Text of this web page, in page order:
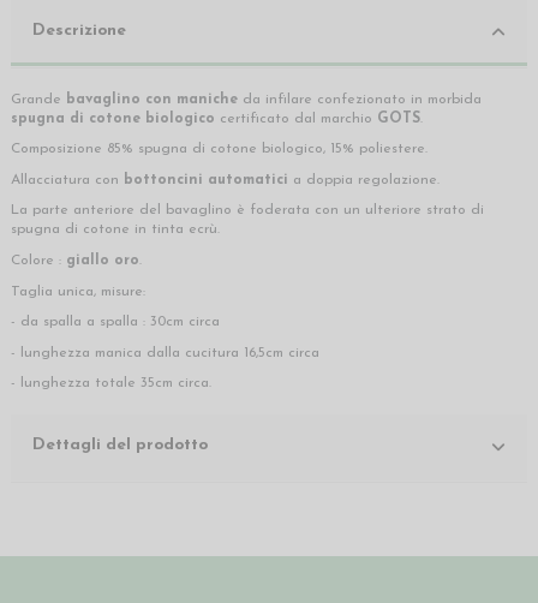
Descrizione
Grande bavaglino con maniche da infilare confezionato in morbida
spugna di cotone biologico certificato dal marchio GOTS.
Composizione 85% spugna di cotone biologico, 15% poliestere.
Allacciatura con bottoncini automatici a doppia regolazione.
La parte anteriore del bavaglino è foderata con un ulteriore strato di
spugna di cotone in tinta ecrù.
Colore : giallo oro.
Taglia unica, misure:
- da spalla a spalla : 30cm circa
- lunghezza manica dalla cucitura 16,5cm circa
- lunghezza totale 35cm circa.
Dettagli del prodotto